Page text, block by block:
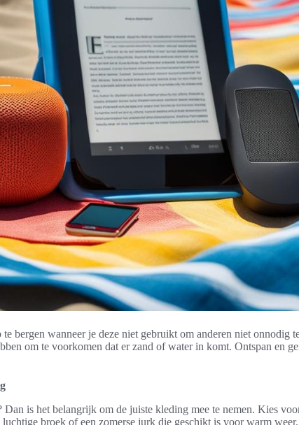
bergen wanneer je deze niet gebruikt om anderen niet onnodig
om te voorkomen dat er zand of water in komt. Ontspan en
Dan is het belangrijk om de juiste kleding mee te nemen. Kies
luchtige broek of een zomerse jurk die geschikt is voor warm